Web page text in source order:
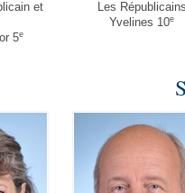
et
5e
Les
Yvelines 10e